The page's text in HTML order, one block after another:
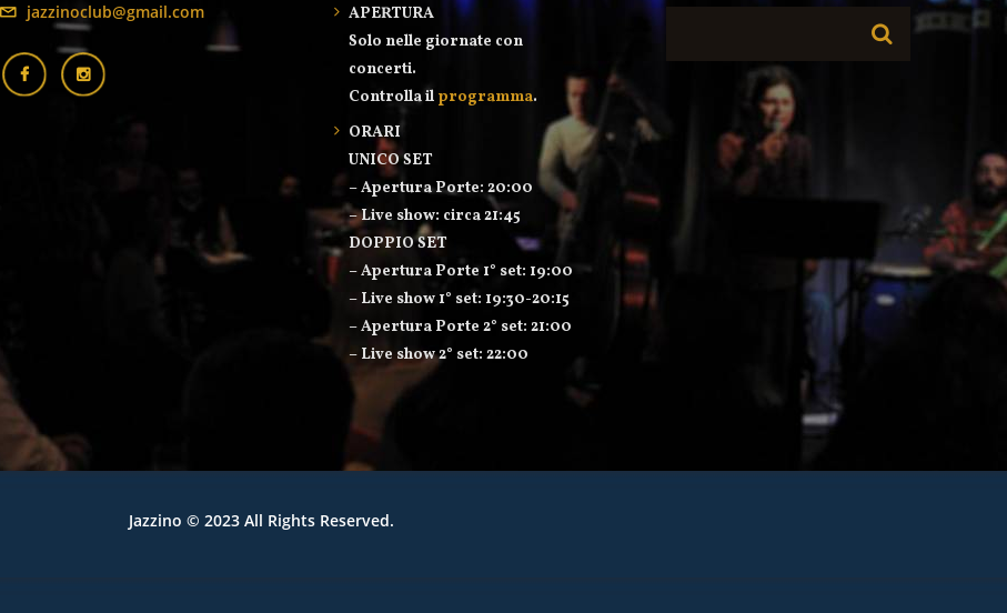
jazzinoclub@gmail.com
APERTURA
Solo nelle giornate con
concerti.
Controlla il programma.
ORARI
UNICO SET
– Apertura Porte: 20:00
– Live show: circa 21:45
DOPPIO SET
– Apertura Porte 1° set: 19:00
– Live show 1° set: 19:30-20:15
– Apertura Porte 2° set: 21:00
– Live show 2° set: 22:00
Jazzino © 2023 All Rights Reserved.